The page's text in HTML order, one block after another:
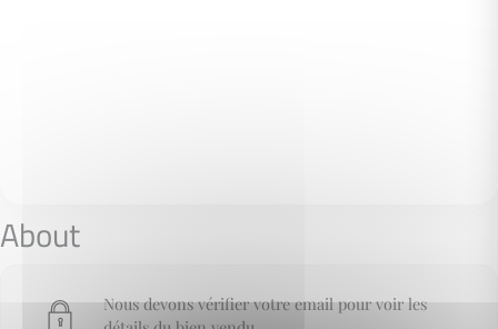
About
Nous devons vérifier votre email pour voir les